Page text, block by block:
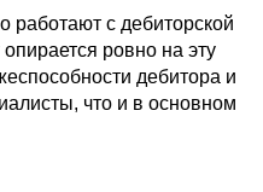
работают с дебиторской
ровно на эту
дебитора и
что и в основном